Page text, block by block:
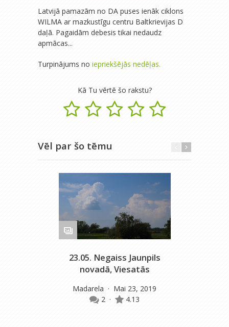
Latvijā pamazām no DA puses ienāk ciklons
WILMA ar mazkustīgu centru Baltkrievijas D
daļā. Pagaidām debesis tikai nedaudz
apmācas...
Turpinājums no iepriekšējās nedēļas.
Kā Tu vērtē šo rakstu?
Vēl par šo tēmu
23.05. Negaiss Jaunpils
novadā, Viesatās
Madarela · Mai 23, 2019
2 · 4.13